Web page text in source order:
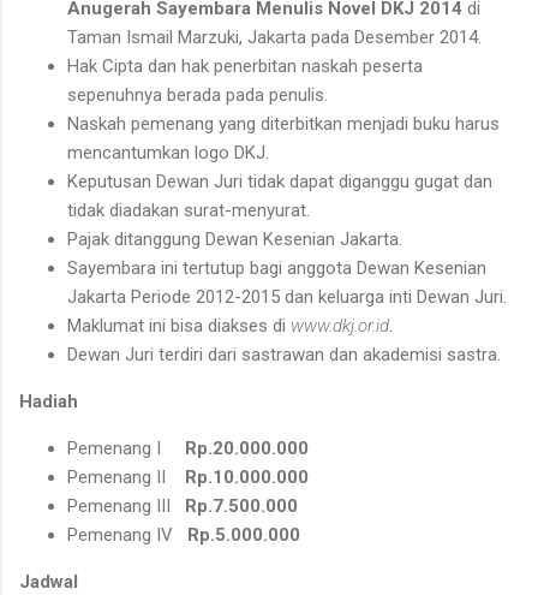
Anugerah Sayembara Menulis Novel DKJ 2014 di
Taman Ismail Marzuki, Jakarta pada Desember 2014.
Hak Cipta dan hak penerbitan naskah peserta
sepenuhnya berada pada penulis.
Naskah pemenang yang diterbitkan menjadi buku harus
mencantumkan logo DKJ.
Keputusan Dewan Juri tidak dapat diganggu gugat dan
tidak diadakan surat-menyurat.
Pajak ditanggung Dewan Kesenian Jakarta.
Sayembara ini tertutup bagi anggota Dewan Kesenian
Jakarta Periode 2012-2015 dan keluarga inti Dewan Juri.
Maklumat ini bisa diakses di www.dkj.or.id.
Dewan Juri terdiri dari sastrawan dan akademisi sastra.
Hadiah
Pemenang I Rp.20.000.000
Pemenang II Rp.10.000.000
Pemenang III Rp.7.500.000
Pemenang IV Rp.5.000.000
Jadwal